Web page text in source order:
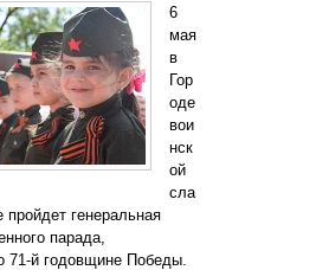
6
мая
в
Гор
оде
вои
нск
ой
сла
генеральная
парада,
71-й годовщине Победы.